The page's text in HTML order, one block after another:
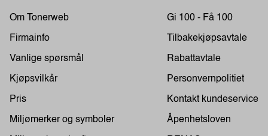
Om Tonerweb
Firmainfo
Vanlige spørsmål
Kjøpsvilkår
Pris
Miljømerker og symboler
Gi 100 - Få 100
Tilbakekjøpsavtale
Rabattavtale
Personvernpolitiet
Kontakt kundeservice
Åpenhetsloven